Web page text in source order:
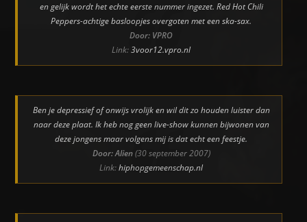
en gelijk wordt het echte eerste nummer ingezet. Red Hot Chili
Peppers-achtige basloopjes overgoten met een ska-sax.
Door: VPRO
Link:3voor12.vpro.nl
Ben je depressief of onwijs vrolijk en wil dit zo houden luister dan
naar deze plaat. Ik heb nog geen live-show kunnen bijwonen van
deze jongens maar volgens mij is dat echt een feestje.
Door: Alien(30 september 2007)
Link:hiphopgemeenschap.nl